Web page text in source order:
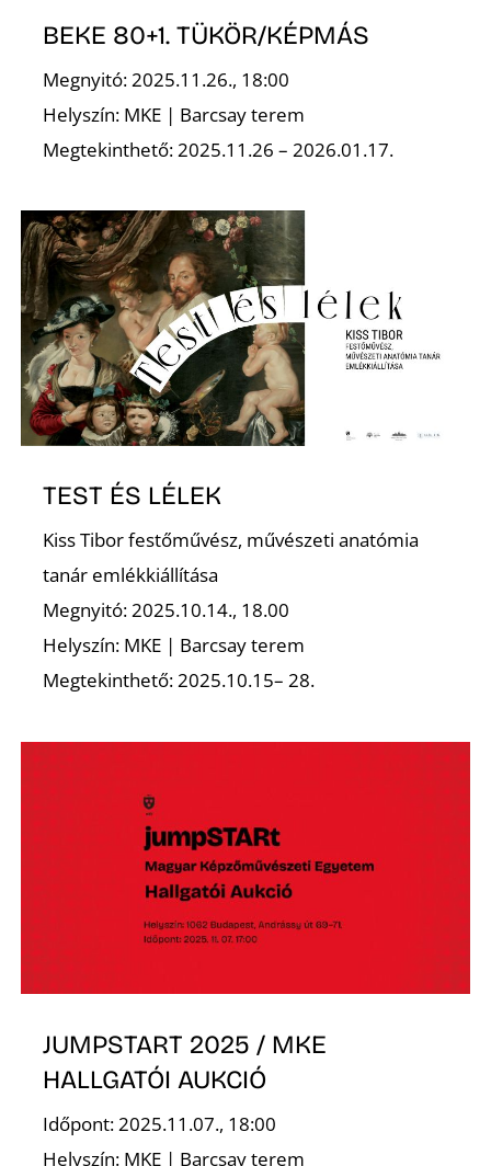
BEKE 80+1. TÜKÖR/KÉPMÁS
Megnyitó: 2025.11.26., 18:00
Helyszín: MKE | Barcsay terem
Megtekinthető: 2025.11.26 – 2026.01.17.
TEST ÉS LÉLEK
Kiss Tibor festőművész, művészeti anatómia
tanár emlékkiállítása
Megnyitó: 2025.10.14., 18.00
Helyszín: MKE | Barcsay terem
Megtekinthető: 2025.10.15– 28.
JUMPSTART 2025 / MKE
HALLGATÓI AUKCIÓ
Időpont: 2025.11.07., 18:00
Helyszín: MKE | Barcsay terem